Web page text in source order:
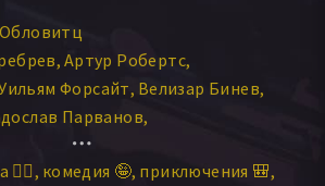
Артур Робертс
Форсайт Велизар Бинев
Парванов
Джордж Карлуковский
Антони Агиров Хантер Тайло
🧙‍♀️ комедия 🤪 приключения 🎒